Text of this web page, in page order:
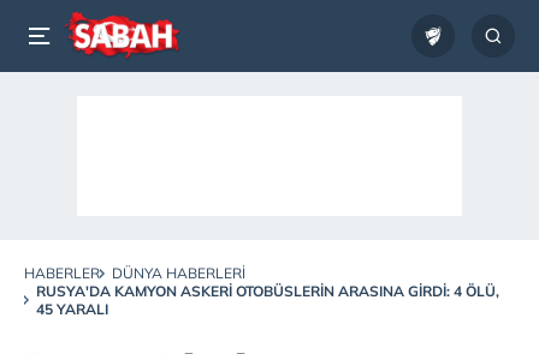
HABERLER
DÜNYA HABERLERI
RUSYA'DA KAMYON ASKERI OTOBÜSLERIN ARASINA GIRDI: 4 ÖLÜ,
45 YARALI